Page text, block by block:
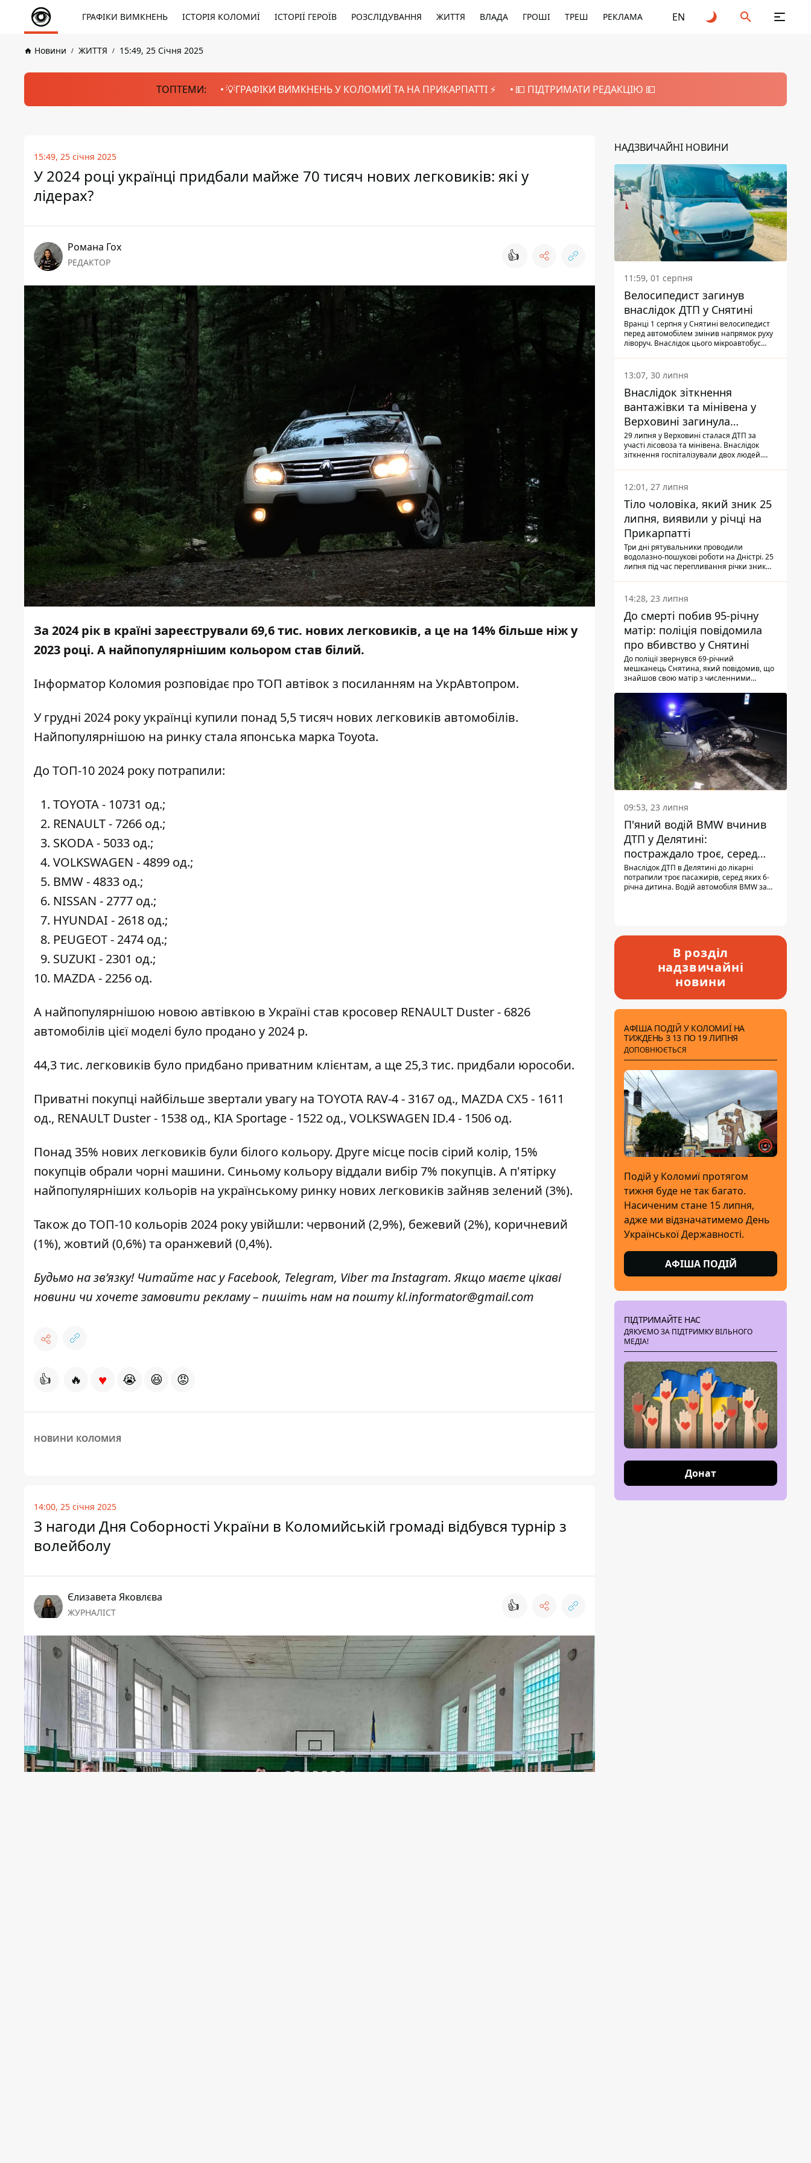
ГРАФІКИ ВИМКНЕНЬ ІСТОРІЯ КОЛОМИЇ ІСТОРІЇ ГЕРОЇВ РОЗСЛІДУВАННЯ ЖИТТЯ ВЛАДА ГРОШІ ТРЕШ РЕКЛАМА EN
Новини ЖИТТЯ 15:49, 25 Січня 2025
ТОПТЕМИ: 💡ГРАФІКИ ВИМКНЕНЬ У КОЛОМИЇ ТА НА ПРИКАРПАТТІ ⚡️ 💵 ПІДТРИМАТИ РЕДАКЦІЮ 💵
15:49, 25 січня 2025
У 2024 році українці придбали майже 70 тисяч нових легковиків: які у
лідерах?
Романа Гох
РЕДАКТОР 👍
За 2024 рік в країні зареєстрували 69,6 тис. нових легковиків, а це на 14% більше ніж у
2023 році. А найпопулярнішим кольором став білий.
Інформатор Коломия розповідає про ТОП автівок з посиланням на УкрАвтопром.
У грудні 2024 року українці купили понад 5,5 тисяч нових легковиків автомобілів.
Найпопулярнішою на ринку стала японська марка Toyota.
До ТОП-10 2024 року потрапили:
TOYOTA - 10731 од.;
RENAULT - 7266 од.;
SKODA - 5033 од.;
VOLKSWAGEN - 4899 од.;
BMW - 4833 од.;
NISSAN - 2777 од.;
HYUNDAI - 2618 од.;
PEUGEOT - 2474 од.;
SUZUKI - 2301 од.;
MAZDA - 2256 од.
А найпопулярнішою новою автівкою в Україні став кросовер RENAULT Duster - 6826
автомобілів цієї моделі було продано у 2024 р.
44,3 тис. легковиків було придбано приватним клієнтам, а ще 25,3 тис. придбали юрособи.
Приватні покупці найбільше звертали увагу на TOYOTA RAV-4 - 3167 од., MAZDA CX5 - 1611
од., RENAULT Duster - 1538 од., KIA Sportage - 1522 од., VOLKSWAGEN ID.4 - 1506 од.
Понад 35% нових легковиків були білого кольору. Друге місце посів сірий колір, 15%
покупців обрали чорні машини. Синьому кольору віддали вибір 7% покупців. А п'ятірку
найпопулярніших кольорів на українському ринку нових легковиків зайняв зелений (3%).
Також до ТОП-10 кольорів 2024 року увійшли: червоний (2,9%), бежевий (2%), коричневий
(1%), жовтий (0,6%) та оранжевий (0,4%).
Будьмо на зв’язку! Читайте нас уFacebook, Telegram, ViberтаInstagram. Якщо маєте цікаві
новини чи хочете замовити рекламу – пишіть нам на поштуkl.informator@gmail.com
👍 🔥 ♥ 😭 😆 😡
НОВИНИ КОЛОМИЯ
14:00, 25 січня 2025
З нагоди Дня Соборності України в Коломийській громаді відбувся турнір з
волейболу
Єлизавета Яковлєва
ЖУРНАЛІСТ 👍
НАДЗВИЧАЙНІ НОВИНИ
11:59, 01 серпня
Велосипедист загинув
внаслідок ДТП у Снятині
Вранці 1 серпня у Снятині велосипедист
перед автомобілем змінив напрямок руху
ліворуч. Внаслідок цього мікроавтобус
13:07, 30 липня
Внаслідок зіткнення
вантажівки та мінівена у
Верховині загинула
пасажирка, водійка - у
лікарні
29 липня у Верховині сталася ДТП за
участі лісовоза та мінівена. Внаслідок
зіткнення госпіталізували двох людей.
Також травми отримала водійка
автомобіля.
12:01, 27 липня
Тіло чоловіка, який зник 25
липня, виявили у річці на
Прикарпатті
Три дні рятувальники проводили
водолазно-пошукові роботи на Дністрі. 25
липня під час перепливання річки зник
виявили тіло.
14:28, 23 липня
До смерті побив 95-річну
матір: поліція повідомила
про вбивство у Снятині
До поліції звернувся 69-річний
мешканець Снятина, який повідомив, що
знайшов свою матір з численними
з'ясували правоохоронці, ці травми жінці
наніс її син.
09:53, 23 липня
П'яний водій BMW вчинив
ДТП у Делятині:
постраждало троє, серед
них - дитина
Внаслідок ДТП в Делятині до лікарні
потрапили троє пасажирів, серед яких 6-
річна дитина. Водій автомобіля BMW за
В розділ
надзвичайні
новини
АФІША ПОДІЙ У КОЛОМИЇ НА
ТИЖДЕНЬ З 13 ПО 19 ЛИПНЯ
ДОПОВНЮЄТЬСЯ
Подій у Коломиї протягом
тижня буде не так багато.
Насиченим стане 15 липня,
адже ми відзначатимемо День
Української Державності.
АФІША ПОДІЙ
ПІДТРИМАЙТЕ НАС
ДЯКУЄМО ЗА ПІДТРИМКУ ВІЛЬНОГО
МЕДІА!
Донат